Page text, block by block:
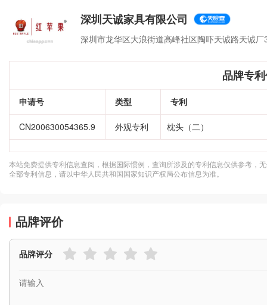
深圳天诚家具有限公司
深圳市龙华区大浪街道高峰社区陶吓天诚路天诚厂
品牌专
申请号 类型 专利
CN200630054365.9 外观专利 枕头（二）
本站免费提供专利信息查阅，根据国际惯例，查询所涉及的专利信息仅供参考，
全部专利信息，请以中华人民共和国国家知识产权局公布信息为准。
品牌评价
品牌评分